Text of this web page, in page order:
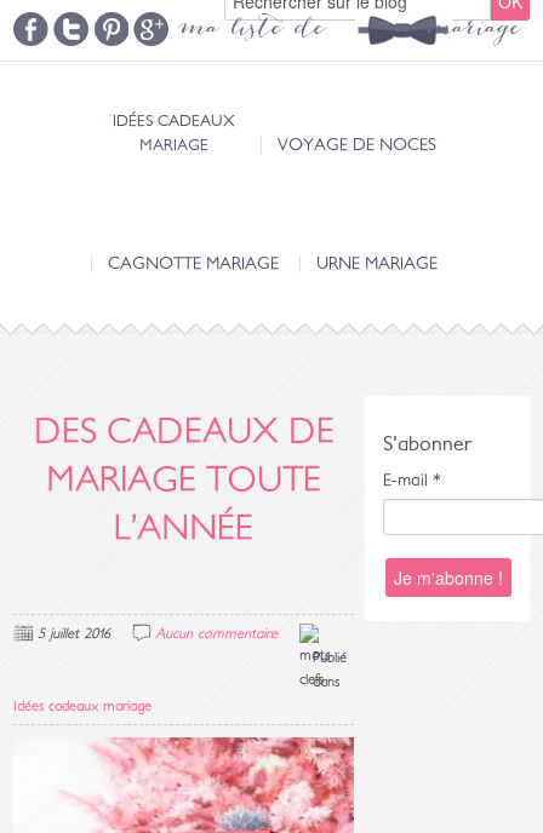
ma liste de mariage
IDÉES CADEAUX
MARIAGE
VOYAGE DE NOCES
CAGNOTTE MARIAGE URNE MARIAGE
DES CADEAUX DE
MARIAGE TOUTE
L’ANNÉE
5 juillet 2016
Aucun commentaire
Publié
dans
Idées cadeaux mariage
S'abonner
E-mail *